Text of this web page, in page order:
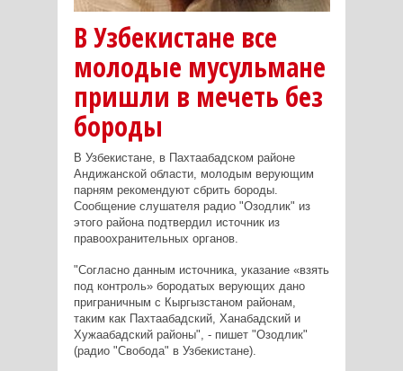
В Узбекистане все
молодые мусульмане
пришли в мечеть без
бороды
В Узбекистане, в Пахтаабадском районе
Андижанской области, молодым верующим
парням рекомендуют сбрить бороды.
Сообщение слушателя радио "Озодлик" из
этого района подтвердил источник из
правоохранительных органов.
"Согласно данным источника, указание «взять
под контроль» бородатых верующих дано
приграничным с Кыргызстаном районам,
таким как Пахтаабадский, Ханабадский и
Хужаабадский районы", - пишет "Озодлик"
(радио "Свобода" в Узбекистане).